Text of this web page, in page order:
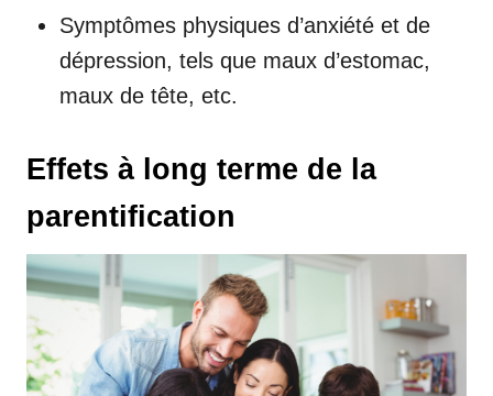
Symptômes physiques d’anxiété et de
dépression, tels que maux d’estomac,
maux de tête, etc.
Effets à long terme de la
parentification